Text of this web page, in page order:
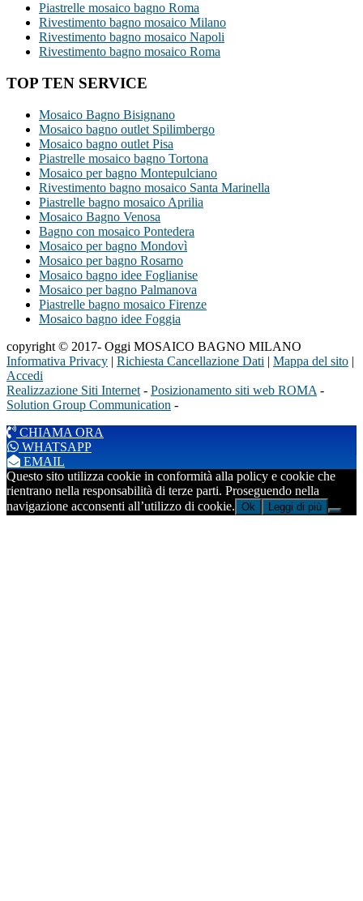
Piastrelle mosaico bagno Roma
Rivestimento bagno mosaico Milano
Rivestimento bagno mosaico Napoli
Rivestimento bagno mosaico Roma
TOP TEN SERVICE
Mosaico Bagno Bisignano
Mosaico bagno outlet Spilimbergo
Mosaico bagno outlet Pisa
Piastrelle mosaico bagno Tortona
Mosaico per bagno Montepulciano
Rivestimento bagno mosaico Santa Marinella
Piastrelle bagno mosaico Aprilia
Mosaico Bagno Venosa
Bagno con mosaico Pontedera
Mosaico per bagno Mondovì
Mosaico per bagno Rosarno
Mosaico bagno idee Foglianise
Mosaico per bagno Palmanova
Piastrelle bagno mosaico Firenze
Mosaico bagno idee Foggia
copyright © 2017- Oggi MOSAICO BAGNO MILANO
Informativa Privacy | Richiesta Cancellazione Dati | Mappa del sito |
Accedi
Realizzazione Siti Internet - Posizionamento siti web ROMA -
Solution Group Communication -
CHIAMA ORA
WHATSAPP
EMAIL
Questo sito utilizza cookie in conformità alla policy e cookie che
rientrano nella responsabilità di terze parti. Proseguendo nella
navigazione acconsenti all’utilizzo di cookie. Ok Leggi di più